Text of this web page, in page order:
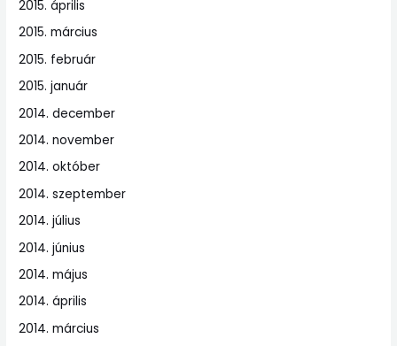
2015. április
2015. március
2015. február
2015. január
2014. december
2014. november
2014. október
2014. szeptember
2014. július
2014. június
2014. május
2014. április
2014. március